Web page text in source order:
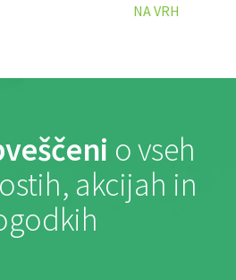
NA VRH
o vseh
akcijah in